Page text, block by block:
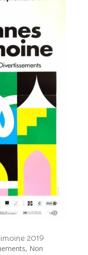
2019
, Non